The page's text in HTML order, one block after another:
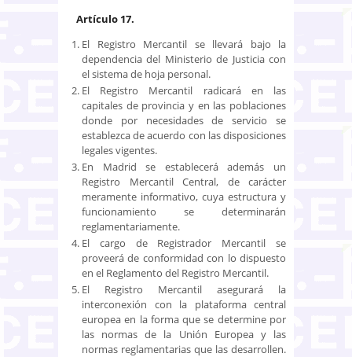
Artículo 17.
El Registro Mercantil se llevará bajo la
dependencia del Ministerio de Justicia con
el sistema de hoja personal.
El Registro Mercantil radicará en las
capitales de provincia y en las poblaciones
donde por necesidades de servicio se
establezca de acuerdo con las disposiciones
legales vigentes.
En Madrid se establecerá además un
Registro Mercantil Central, de carácter
meramente informativo, cuya estructura y
funcionamiento se determinarán
reglamentariamente.
El cargo de Registrador Mercantil se
proveerá de conformidad con lo dispuesto
en el Reglamento del Registro Mercantil.
El Registro Mercantil asegurará la
interconexión con la plataforma central
europea en la forma que se determine por
las normas de la Unión Europea y las
normas reglamentarias que las desarrollen.